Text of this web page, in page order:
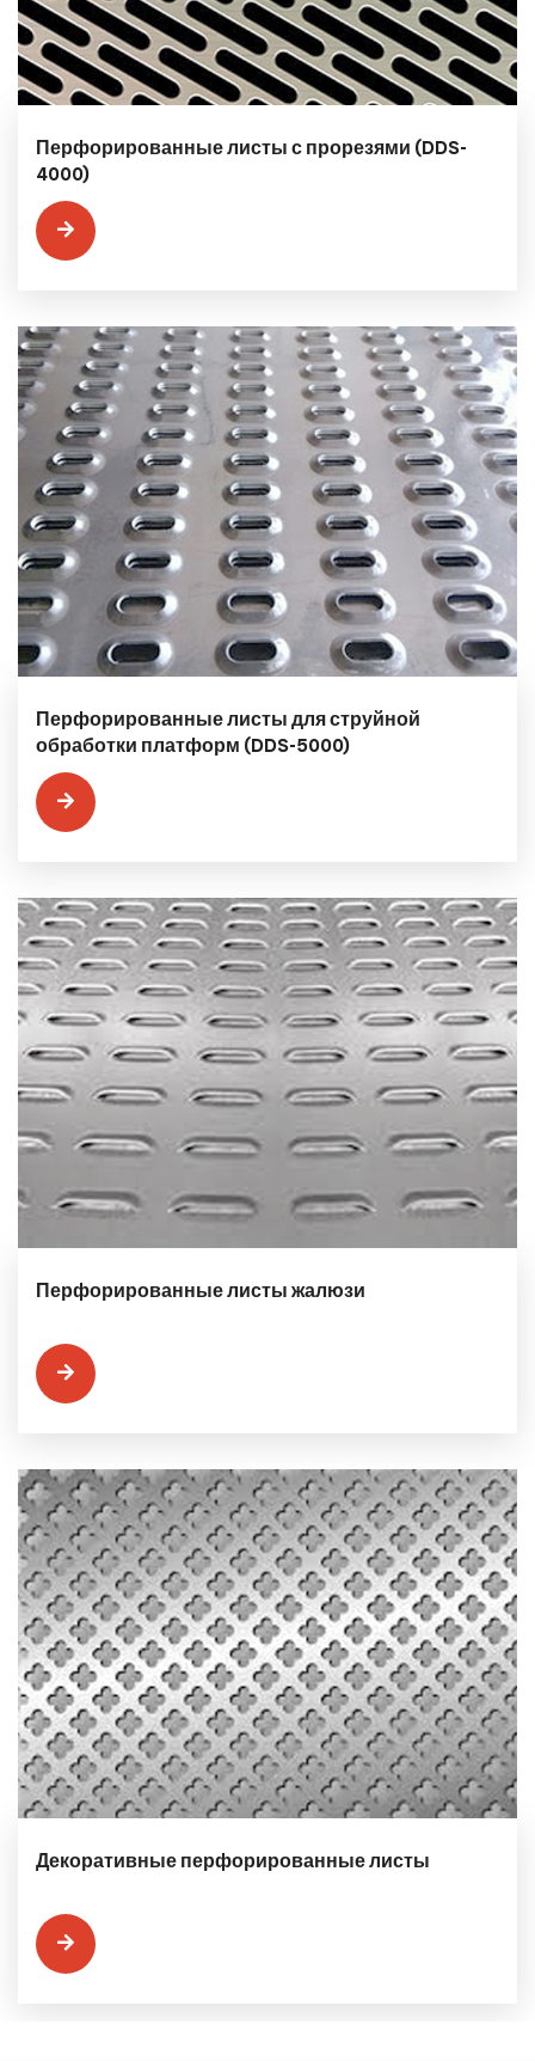
Перфорированные листы с прорезями (DDS-
4000)
Перфорированные листы для струйной
обработки платформ (DDS-5000)
Перфорированные листы жалюзи
Декоративные перфорированные листы